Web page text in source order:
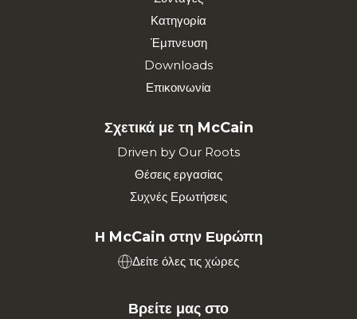
Κατηγορία
Έμπνευση
Downloads
Επικοινωνία
Σχετικά με τη McCain
Driven by Our Roots
Θέσεις εργασίας
Συχνές Ερωτήσεις
Η McCain στην Ευρώπη
Δείτε όλες τις χώρες
Βρείτε μας στο